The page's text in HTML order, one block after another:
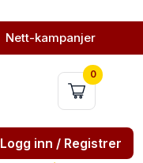
Nett-kampanjer
0
Logg inn / Registrer